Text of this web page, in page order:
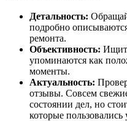
Детальность:
подробно
ремонта.
Объективность:
упоминаются как
моменты.
Актуальность:
отзывы. Совсем
состоянии дел, но
которые пользовались